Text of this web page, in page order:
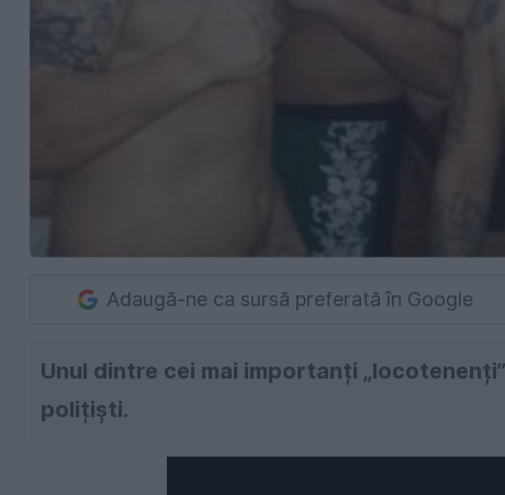
Adaugă-ne ca sursă preferată în Google
Unul dintre cei mai importanți
polițiști.